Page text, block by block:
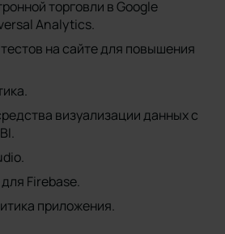
торговли в Google
Analytics.
на сайте для повышения
визуализации данных с
Firebase.
приложения.